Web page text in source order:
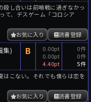
し合いは前哨戦に過ぎなかっ
て、デスゲーム「コロシア
読書登録
お気に入り
集) B
0.00pt
0.00pt
4.40pt
0件
0件
5件
はこない。それでも僕らは恋を
読書登録
お気に入り